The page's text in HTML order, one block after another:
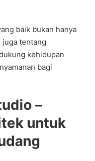
baik bukan hanya
tentang
kehidupan
bagi
–
untuk